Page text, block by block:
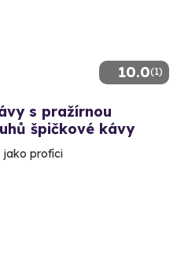
10.0(1)
s pražírnou
špičkové kávy
jako profíci